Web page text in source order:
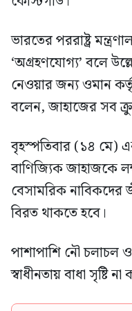
ভারতের পররাষ্ট্র
‘অগ্রহণযোগ্য’ বলে
নেওয়ার জন্য ওমান
বলেন, জাহাজের সব
বৃহস্পতিবার (১৪ মে)
বাণিজ্যিক জাহাজকে
বেসামরিক
বিরত থাকতে হবে।
পাশাপাশি নৌ চলাচল
স্বাধীনতায় বাধা সৃষ্টি